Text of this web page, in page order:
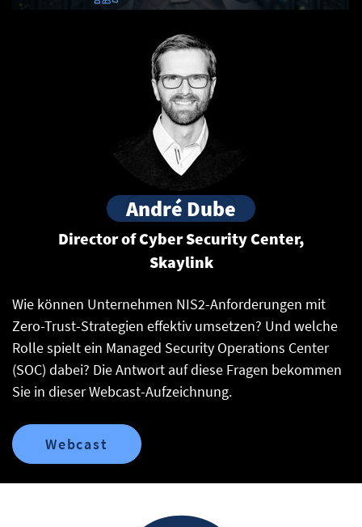
André Dube
Director of Cyber Security Center,
Skaylink
Wie können Unternehmen NIS2-Anforderungen mit
Zero-Trust-Strategien effektiv umsetzen? Und welche
Rolle spielt ein Managed Security Operations Center
(SOC) dabei? Die Antwort auf diese Fragen bekommen
Sie in dieser Webcast-Aufzeichnung.
Webcast